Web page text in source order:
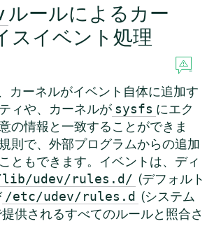
ルールによるカー
スイベント処理
カーネルがイベント自体に追加す
ィや、カーネルが sysfs にエク
の情報と一致することができま
則で、外部プログラムからの追加
ともできます。イベントは、ディ
udev/rules.d/ (デフォルト
/etc/udev/rules.d (システム
供されるすべてのルールと照合さ